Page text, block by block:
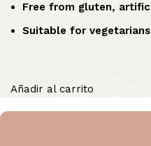
Free from gluten,
Suitable for
Añadir al carrito